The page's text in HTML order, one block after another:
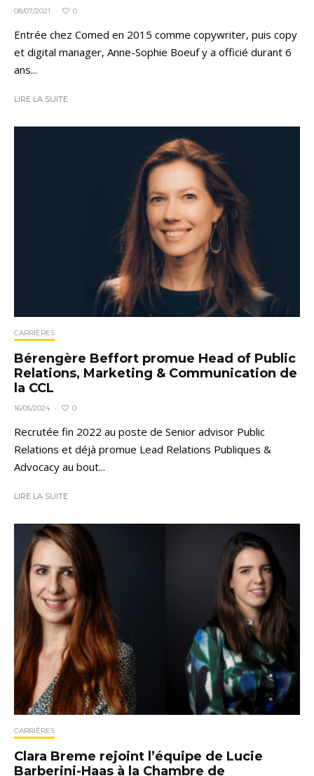
08/07/2021 · 0
Entrée chez Comed en 2015 comme copywriter, puis copy
et digital manager, Anne-Sophie Boeuf y a officié durant 6
ans...
LIRE LA SUITE
CARRIÈRES
Bérengère Beffort promue Head of Public
Relations, Marketing & Communication de
la CCL
16/05/2024 · 0
Recrutée fin 2022 au poste de Senior advisor Public
Relations et déjà promue Lead Relations Publiques &
Advocacy au bout...
LIRE LA SUITE
CARRIÈRES
Clara Breme rejoint l’équipe de Lucie
Barberini-Haas à la Chambre de